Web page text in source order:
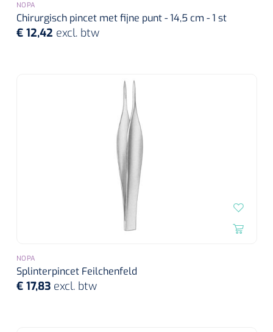
NOPA
Chirurgisch pincet met fijne punt - 14,5 cm - 1 st
€ 12,42 excl. btw
NOPA
Splinterpincet Feilchenfeld
€ 17,83 excl. btw